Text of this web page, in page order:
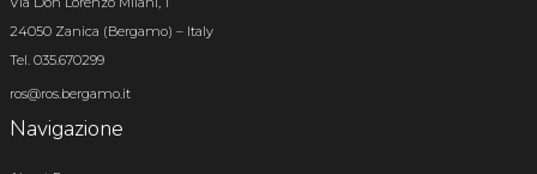
24050 Zanica (Bergamo) – Italy
Tel. 035.670299
ros@ros.bergamo.it
Navigazione